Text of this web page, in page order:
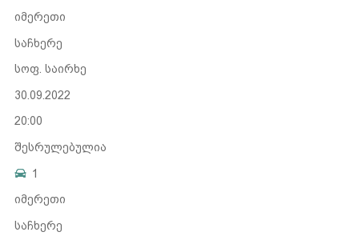
იმერეთი
საჩხერე
სოფ. საირხე
30.09.2022
20:00
შესრულებულია
1
იმერეთი
საჩხერე